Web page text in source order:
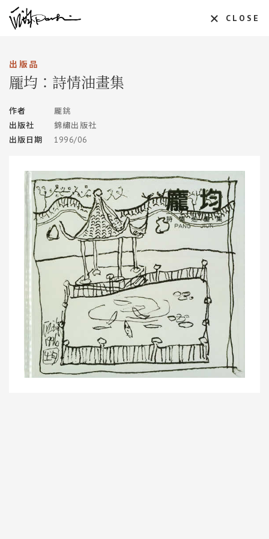
CLOSE
出版品
龎均：詩情油畫集
作者
龎銚
出版社
錦繡出版社
出版日期
1996/06